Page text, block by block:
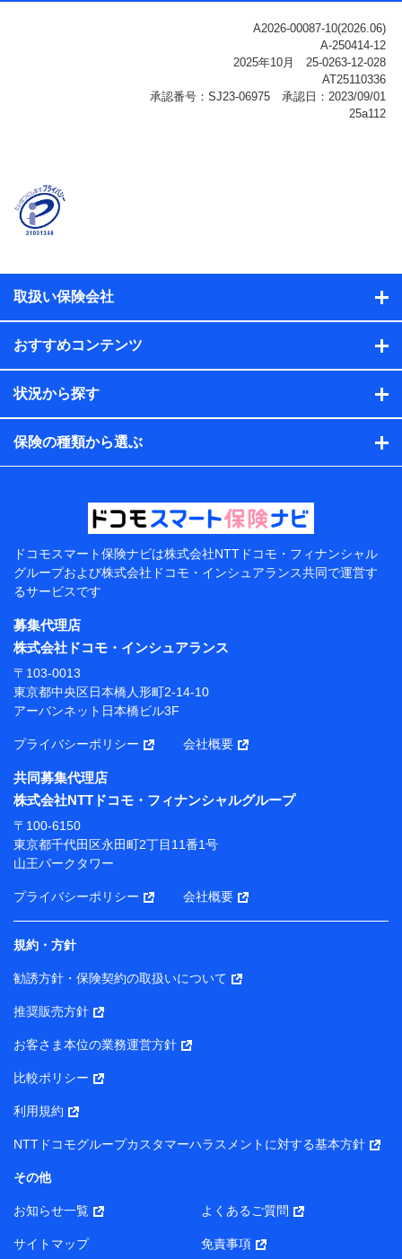
ご契約状態・ご利用履歴インターネット利用時の行動に
関する情報、アプリケーション利用時の行動に関する情
報、購入されたサービスや商品の名称・購入場所・決済
に関する情報、アンケートの回答に関する情報などが含
名、住所、生年月日、性別、保険契約者と被保険者の関
係、保険加入の目的、保険商品の内容、保険料、保険料
のお支払方法、車のメーカーや走行距離などの情報、建
ル内容や送信履歴の情報及び保険の更改案内等を提供し
保険契約情報
当社または株式会社NTTドコモ・フィナンシャルグルー
プが取得し、又は保有する保険契約に関する情報。例と
して、保険契約者及び被保険者の氏名、住所、生年月
日、性別、保険契約者と被保険者の関係、保険加入の目
的、保険商品の内容、保険料、保険料のお支払方法、車
のメーカーや走行距離などの情報、建物の構造や築年数
などの情報、ペットの種類や年齢などの情報などが含ま
提供当事者から受領当事者が個人データを取得する方法
電子的・電磁的方法等
【共同して利用する者の範囲】
当社
株式会社NTTドコモ・フィナンシャルグループ
【利用目的】
当社または株式会社NTTドコモ・フィナンシャルグルー
プが提供する保険関連サービスにおけるユーザー登録受
付および管理のため
当社または株式会社NTTドコモ・フィナンシャルグルー
携会社の保険その他に関する情報を提供するため、また
維持管理等の委託業務遂行のため、またそれらに付帯、
関連する当社または株式会社NTTドコモ・フィナンシャ
ルグループおよび提携会社のサービスを案内、提供する
ため
（各サービスで取得したサービス利用履歴、ウェブサイ
トの閲覧履歴、購買履歴、ご契約内容等のパーソナルデ
ータを分析して、お客さまの趣味・嗜好・傾向に応じた
サービス・商品等に関するご提案や広告の配信等を行う
ことがあります。）
各種セミナーの開催のため
コンサルティングサービスの実施のため
アンケートやキャンペーン等の実施のため
上記に係る案内・手続き・管理等付帯業務を行うため
所・代表者名】
り）
株式会社NTTドコモ・フィナンシャルグループ 代表取締役
社長 廣井 孝史
東京都中央区日本橋人形町2-14-10 アーバンネット日本橋
株式会社ドコモ・インシュアランス 代表取締役社長 吉
村 忠義
取扱い保険会社
おすすめコンテンツ
状況から探す
保険の種類から選ぶ
ドコモスマート保険ナビは株式会社NTTドコモ・フィナンシャル
グループおよび株式会社ドコモ・インシュアランス共同で運営す
るサービスです
募集代理店
株式会社ドコモ・インシュアランス
〒103-0013
東京都中央区日本橋人形町2-14-10
アーバンネット日本橋ビル3F
プライバシーポリシー 会社概要
共同募集代理店
株式会社NTTドコモ・フィナンシャルグループ
〒100-6150
東京都千代田区永田町2丁目11番1号
山王パークタワー
プライバシーポリシー 会社概要
規約・方針
勧誘方針・保険契約の取扱いについて
推奨販売方針
お客さま本位の業務運営方針
比較ポリシー
利用規約
NTTドコモグループカスタマーハラスメントに対する基本方針
その他
お知らせ一覧 よくあるご質問
サイトマップ 免責事項